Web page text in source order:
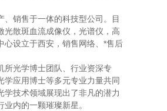
、销售于一体的科技型公司。目
光散斑血流成像仪，光谱仪，高
心设立于西安，销售网络、*售后
所光学博士团队、行业资深专
学应用博士等多元专业力量共同
学技术领域展现出了非凡的潜力
内的一颗璀璨新星。